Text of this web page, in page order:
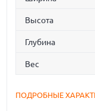
Высота
Глубина
Вес
ПОДРОБНЫЕ